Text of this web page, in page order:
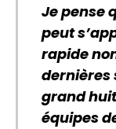
Je pense
peut
rapide
dernières
grand
équipes